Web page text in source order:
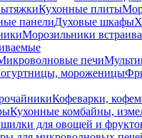
Кухонные плиты
панелиДуховые шкафы
Морозильники
печи
мороженицы
Кофеварки,
Кухонные комбайны,
для овощей и